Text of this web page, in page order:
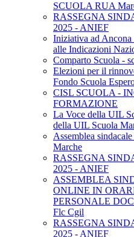
SCUOLA RUA
RASSEGNA
2025 - ANIEF
Iniziativa ad
alle Indicazioni
Comparto Scuola -
Elezioni per il
Fondo Scuola
CISL SCUOLA -
FORMAZIONE
La Voce della UIL
della UIL Scuola
Assemblea
Marche
RASSEGNA
2025 - ANIEF
ASSEMBLEA
ONLINE IN
PERSONALE
Flc Cgil
RASSEGNA
2025 - ANIEF